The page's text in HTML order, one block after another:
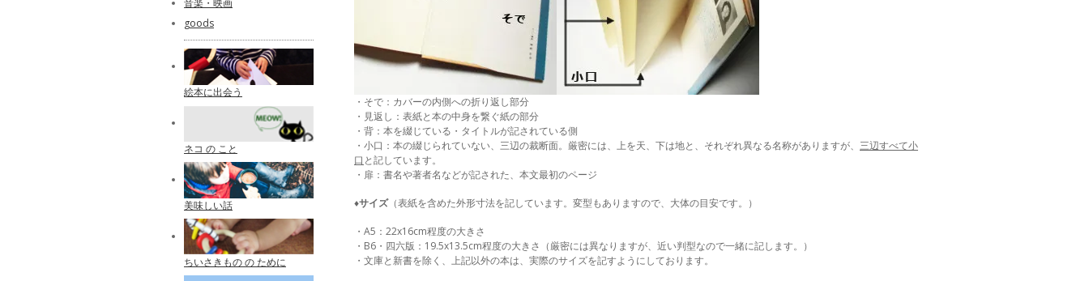
・そで：カバーの内側への折り返し部分
・見返し：表紙と本の中身を繋ぐ紙の部分
・背：本を綴じている・タイトルが記されている側
・小口：本の綴じられていない、三辺の裁断面。厳密には、上を天、下は地と、それぞれ異なる名称がありますが、 三辺すべて小
口 と記しています。
・扉：書名や著者名などが記された、本文最初のページ
♦サイズ（表紙を含めた外形寸法を記しています。変型もありますので、大体の目安です。）
・A5：22x16cm程度の大きさ
・B6・四六版：19.5x13.5cm程度の大きさ（厳密には異なりますが、近い判型なので一緒に記します。）
・文庫と新書を除く、上記以外の本は、実際のサイズを記すようにしております。
音楽・映画
goods
絵本に出会う
ネコ の こと
美味しい話
ちいさきもの の ために